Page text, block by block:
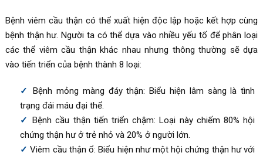
Bệnh viêm cầu thận có thể xuất hiện độc lập hoặc kết hợp cùng
bệnh thận hư. Người ta có thể dựa vào nhiều yếu tố để phân loại
các thể viêm cầu thận khác nhau nhưng thông thường sẽ dựa
vào tiến triển của bệnh thành 8 loại:
Bệnh mỏng màng đáy thận: Biểu hiện lâm sàng là tình
trạng đái máu đại thể.
Bệnh cầu thận tiến triển chậm: Loại này chiếm 80% hội
chứng thận hư ở trẻ nhỏ và 20% ở người lớn.
Viêm cầu thận ổ: Biểu hiện như một hội chứng thận hư với